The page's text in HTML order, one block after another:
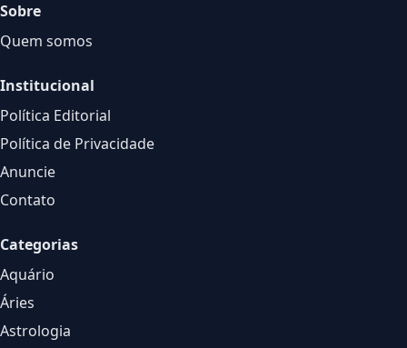
Sobre
Quem somos
Institucional
Política Editorial
Política de Privacidade
Anuncie
Contato
Categorias
Aquário
Áries
Astrologia